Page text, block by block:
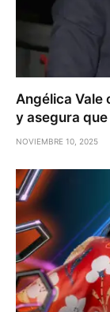
Angélica Vale
y asegura
NOVIEMBRE 10, 2025